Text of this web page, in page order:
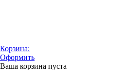
Корзина:
Оформить
Ваша корзина пуста